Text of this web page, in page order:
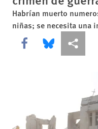
Habrían muerto
niñas; se necesita una
Share this via Facebook
Share this via
Share